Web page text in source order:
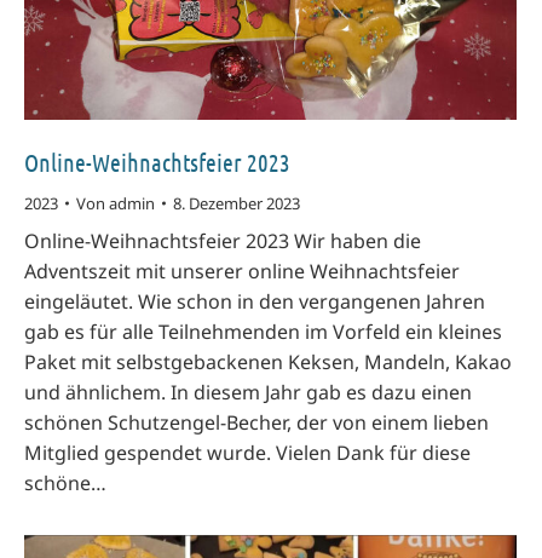
Online-Weihnachtsfeier 2023
2023 Von admin 8. Dezember 2023
Online-Weihnachtsfeier 2023 Wir haben die
Adventszeit mit unserer online Weihnachtsfeier
eingeläutet. Wie schon in den vergangenen Jahren
gab es für alle Teilnehmenden im Vorfeld ein kleines
Paket mit selbstgebackenen Keksen, Mandeln, Kakao
und ähnlichem. In diesem Jahr gab es dazu einen
schönen Schutzengel-Becher, der von einem lieben
Mitglied gespendet wurde. Vielen Dank für diese
schöne…